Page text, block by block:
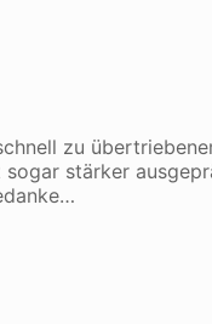
zu
stärker